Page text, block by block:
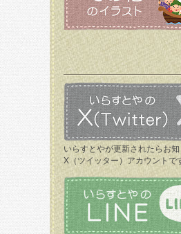
いらすとやが更新されたらお
X（ツイッター）アカウントで